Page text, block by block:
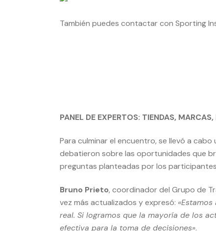
También puedes contactar con Sporting
PANEL DE EXPERTOS: TIENDAS,
Para culminar el encuentro, se llevó a
debatieron sobre las oportunidades que
preguntas planteadas por los
Bruno Prieto, coordinador del Grupo de
vez más actualizados y expresó:
real. Si logramos que la mayoría de los
efectiva para la toma de decisiones».